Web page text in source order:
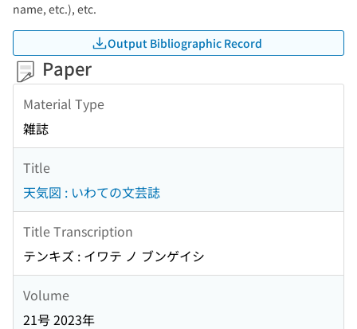
name, etc.), etc.
Output Bibliographic Record
Paper
Material Type
雑誌
Title
天気図 : いわての文芸誌
Title Transcription
テンキズ : イワテ ノ ブンゲイシ
Volume
21号 2023年